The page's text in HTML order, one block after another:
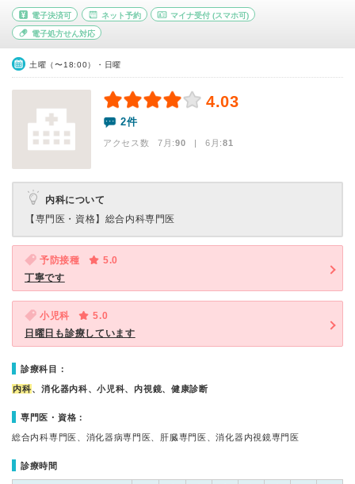
電子決済可 ネット予約 マイナ受付 (スマホ可)
電子処方せん対応
土曜（〜18:00）・日曜
4.03
2件
アクセス数 7月:90 | 6月:81
内科について
【専門医・資格】 総合内科専門医
予防接種
5.0
丁寧です
小児科
5.0
日曜日も診療しています
診療科目：
内科、消化器内科、小児科、内視鏡、健康診断
専門医・資格：
総合内科専門医、消化器病専門医、肝臓専門医、消化器内視鏡専門医
診療時間